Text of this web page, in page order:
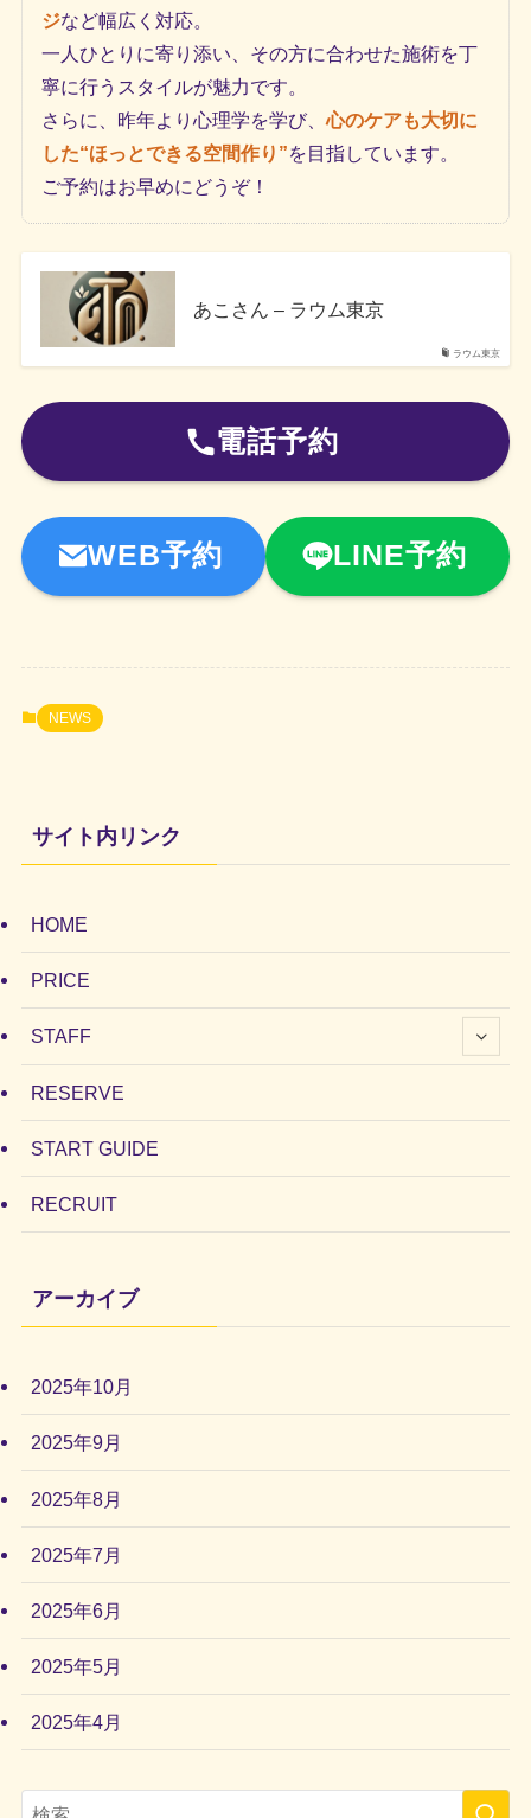
ジなど幅広く対応。
一人ひとりに寄り添い、その方に合わせた施術を丁
寧に行うスタイルが魅力です。
さらに、昨年より心理学を学び、心のケアも大切に
した“ほっとできる空間作り”を目指しています。
ご予約はお早めにどうぞ！
ラウム東京
あこさん – ラウム東京
電話予約
WEB予約 LINE予約
NEWS
サイト内リンク
HOME
PRICE
STAFF
RESERVE
START GUIDE
RECRUIT
アーカイブ
2025年10月
2025年9月
2025年8月
2025年7月
2025年6月
2025年5月
2025年4月